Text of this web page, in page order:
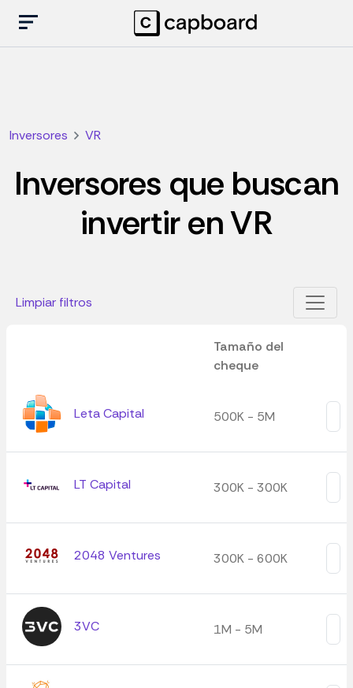
Inversores VR
Inversores que buscan
invertir en VR
Limpiar filtros
Tamaño del
cheque
Leta Capital 500K - 5M
LT Capital 300K - 300K
2048 Ventures 300K - 600K
3VC 1M - 5M